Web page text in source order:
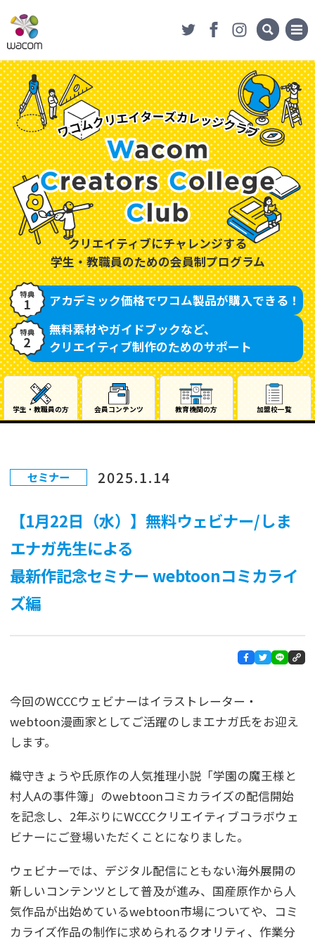
クリエイティブにチャレンジする
学生・教職員のための会員制プログラム
アカデミック価格でワコム製品が購入できる！
無料素材やガイドブックなど、
クリエイティブ制作のためのサポート
学生・教職員の方 会員コンテンツ 教育機関の方 加盟校一覧
会員登録
セミナー 2025.1.14
【1月22日（水）】無料ウェビナー/しま
エナガ先生による
最新作記念セミナー webtoonコミカライ
ズ編
今回のWCCCウェビナーはイラストレーター・
webtoon漫画家としてご活躍のしまエナガ氏をお迎え
します。
織守きょうや氏原作の人気推理小説「学園の魔王様と
村人Aの事件簿」のwebtoonコミカライズの配信開始
を記念し、2年ぶりにWCCCクリエイティブコラボウェ
ビナーにご登場いただくことになりました。
ウェビナーでは、デジタル配信にともない海外展開の
新しいコンテンツとして普及が進み、国産原作から人
気作品が出始めているwebtoon市場についてや、コミ
カライズ作品の制作に求められるクオリティ、作業分